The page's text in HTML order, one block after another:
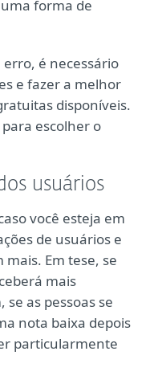
forma de
é necessário
e fazer a melhor
disponíveis.
escolher o
usuários
você esteja em
de usuários e
Em tese, se
mais
se as pessoas se
nota baixa depois
particularmente